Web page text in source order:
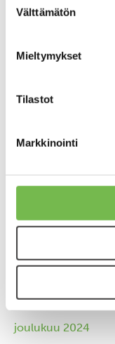
valinta
Välttämätön
Mieltymykset
Tilastot
Markkinointi
Arkistot
heinäkuu 2026
huhtikuu 2026
joulukuu 2025
syyskuu 2025
maaliskuu 2025
joulukuu 2024